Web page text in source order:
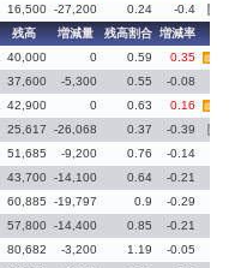
16,500 -27,200 0.24 -0.4 義務
残高 増減量 残高割合 増減率
40,000 0 0.59 0.35 義務
37,600 -5,300 0.55
-0.08
42,900 0 0.63 0.16 義務
25,617 -26,068 0.37 -0.39 義務
51,685 -9,200 0.76
-0.14
43,700 -14,100 0.64
-0.21
60,885 -19,797 0.9
-0.29
57,800 -14,400 0.85
-0.21
80,682 -3,200 1.19
-0.05